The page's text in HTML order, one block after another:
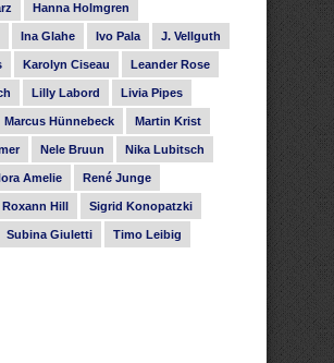
Hanna Holmgren
Ina Glahe Ivo Pala J. Vellguth
Karolyn Ciseau Leander Rose
Lilly Labord Livia Pipes
Marcus Hünnebeck Martin Krist
Nele Bruun Nika Lubitsch
Amelie René Junge
Roxann Hill Sigrid Konopatzki
Subina Giuletti Timo Leibig